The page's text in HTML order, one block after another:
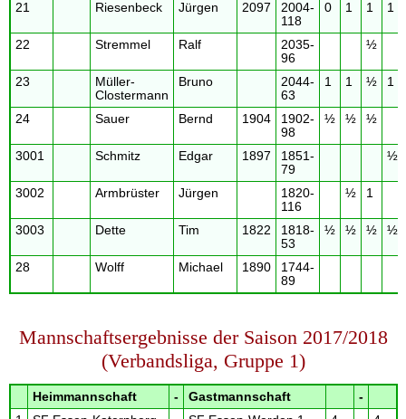
21 Riesenbeck Jürgen 2097
2004-
118
0 1 1 1
22 Stremmel Ralf
2035-
96
½
23
Müller-
Clostermann
Bruno
2044-
63
1 1 ½ 1
24 Sauer Bernd 1904
1902-
98
½ ½ ½
3001 Schmitz Edgar 1897
1851-
79
½
3002 Armbrüster Jürgen
1820-
116
½ 1
3003 Dette Tim 1822
1818-
53
½ ½ ½ ½
28 Wolff Michael 1890
1744-
89
Mannschaftsergebnisse der Saison 2017/2018
(Verbandsliga, Gruppe 1)
Heimmannschaft - Gastmannschaft
-